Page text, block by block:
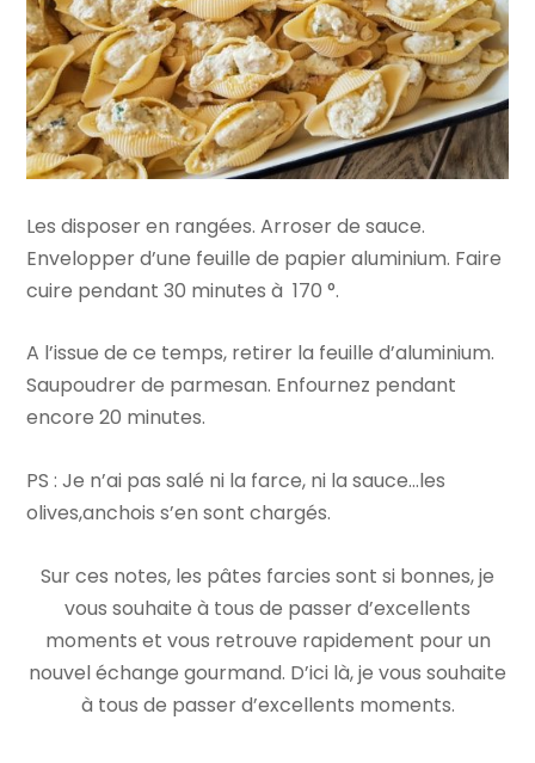
Les disposer en rangées. Arroser de sauce.
Envelopper d’une feuille de papier aluminium. Faire
cuire pendant 30 minutes à 170 °.
A l’issue de ce temps, retirer la feuille d’aluminium.
Saupoudrer de parmesan. Enfournez pendant
encore 20 minutes.
PS : Je n’ai pas salé ni la farce, ni la sauce…les
olives,anchois s’en sont chargés.
Sur ces notes, les pâtes farcies sont si bonnes, je
vous souhaite à tous de passer d’excellents
moments et vous retrouve rapidement pour un
nouvel échange gourmand. D’ici là, je vous souhaite
à tous de passer d’excellents moments.